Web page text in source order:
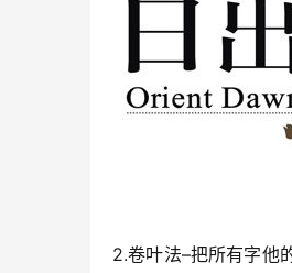
2.卷叶法–把所有字他